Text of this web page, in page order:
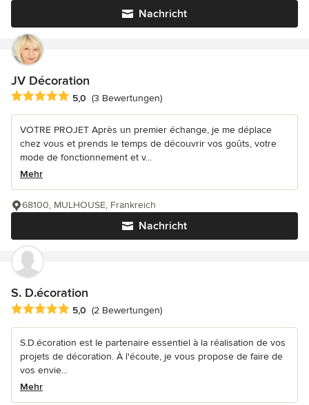
Nachricht
JV Décoration
Durchschnittliche Bewertung: 5 von 5 Sternen
5,0 (3 Bewertungen)
VOTRE PROJET Après un premier échange, je me déplace
chez vous et prends le temps de découvrir vos goûts, votre
mode de fonctionnement et v...
Mehr
Nachricht
68100, MULHOUSE, Frankreich
S. D.écoration
Durchschnittliche Bewertung: 5 von 5 Sternen
5,0 (2 Bewertungen)
S.D.écoration est le partenaire essentiel à la réalisation de vos
projets de décoration. À l'écoute, je vous propose de faire de
vos envie...
Mehr